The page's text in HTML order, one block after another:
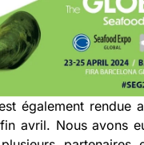
également rendue
fin avril. Nous avons